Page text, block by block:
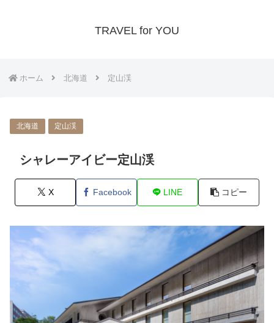
TRAVEL for YOU
ホーム 北海道 定山渓
北海道 定山渓
シャレーアイビー定山渓
X Facebook LINE コピー